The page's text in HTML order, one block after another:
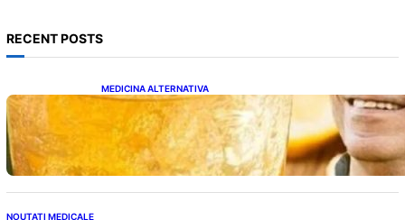
RECENT POSTS
MEDICINA ALTERNATIVA
Cele cinci băuturi esențiale pentru
menținerea glicemiei sub control pe timpul
nopții: Ghidul specialistului
NOUTATI MEDICALE